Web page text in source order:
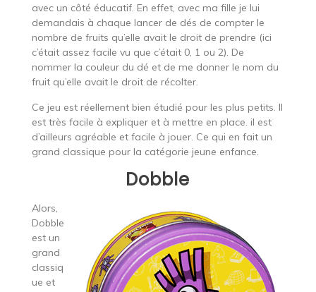
avec un côté éducatif. En effet, avec ma fille je lui
demandais à chaque lancer de dés de compter le
nombre de fruits qu’elle avait le droit de prendre (ici
c’était assez facile vu que c’était 0, 1 ou 2). De
nommer la couleur du dé et de me donner le nom du
fruit qu’elle avait le droit de récolter.
Ce jeu est réellement bien étudié pour les plus petits. Il
est très facile à expliquer et à mettre en place. il est
d’ailleurs agréable et facile à jouer. Ce qui en fait un
grand classique pour la catégorie jeune enfance.
Dobble
Alors,
Dobble
est un
grand
classiq
ue et